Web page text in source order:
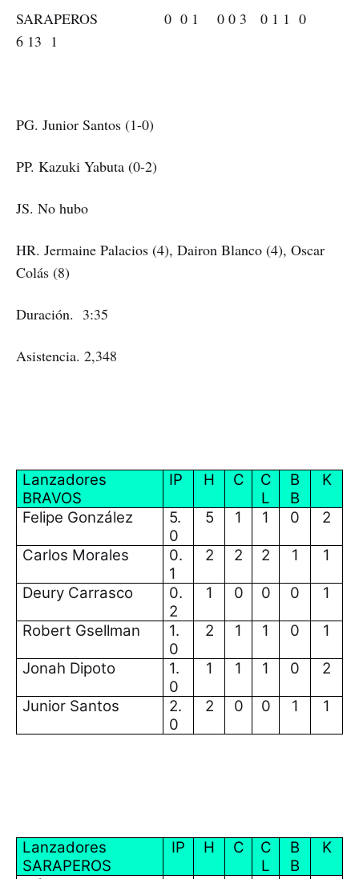
SARAPEROS 0 0 1 0 0 3 0 1 1 0
6 13 1
PG. Junior Santos (1-0)
PP. Kazuki Yabuta (0-2)
JS. No hubo
HR. Jermaine Palacios (4), Dairon Blanco (4), Oscar
Colás (8)
Duración. 3:35
Asistencia. 2,348
Lanzadores
BRAVOS
IP H C
C
L
B
B
K
Felipe González
5.
0
5 1 1 0 2
Carlos Morales
0.
1
2 2 2 1 1
Deury Carrasco
0.
2
1 0 0 0 1
Robert Gsellman
1.
0
2 1 1 0 1
Jonah Dipoto
1.
0
1 1 1 0 2
Junior Santos
2.
0
2 0 0 1 1
Lanzadores
SARAPEROS
IP H C
C
L
B
B
K